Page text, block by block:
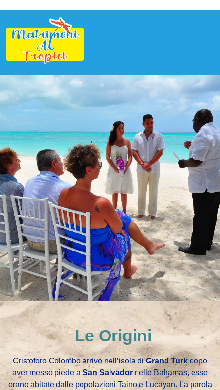
Le Origini
Cristoforo Colombo arrivo nell’isola diGrand Turkdopo
aver messo piede a San Salvador nelle Bahamas, esse
erano abitate dalle popolazioni Taino e Lucayan. La parola